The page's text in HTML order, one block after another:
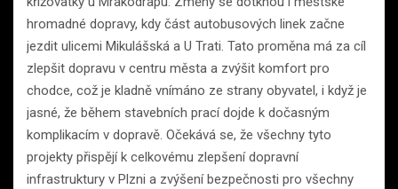
hromadné dopravy, kdy část autobusových linek začne
jezdit ulicemi Mikulášská a U Trati. Tato proměna má za cíl
zlepšit dopravu v centru města a zvýšit komfort pro
chodce, což je kladně vnímáno ze strany obyvatel, i když je
jasné, že během stavebních prací dojde k dočasným
komplikacím v dopravě. Očekává se, že všechny tyto
projekty přispějí k celkovému zlepšení dopravní
infrastruktury v Plzni a zvýšení bezpečnosti pro všechny